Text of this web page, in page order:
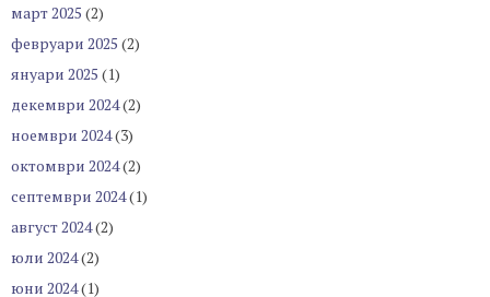
март 2025 (2)
февруари 2025 (2)
януари 2025 (1)
декември 2024(2)
ноември 2024(3)
октомври 2024(2)
септември 2024(1)
август 2024(2)
юли 2024(2)
юни 2024(1)